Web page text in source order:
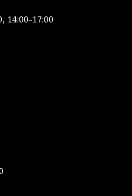
14:00-17:00